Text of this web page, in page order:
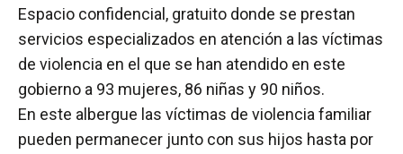
Espacio confidencial, gratuito donde se prestan
servicios especializados en atención a las víctimas
de violencia en el que se han atendido en este
gobierno a 93 mujeres, 86 niñas y 90 niños.
En este albergue las víctimas de violencia familiar
pueden permanecer junto con sus hijos hasta por